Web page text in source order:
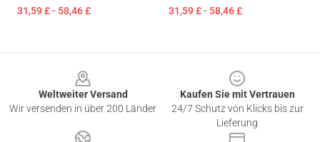
31,59 £ - 58,46 £ 31,59 £ - 58,46 £
Weltweiter Versand
Wir versenden in über 200 Länder
Kaufen Sie mit Vertrauen
24/7 Schutz von Klicks bis zur
Lieferung